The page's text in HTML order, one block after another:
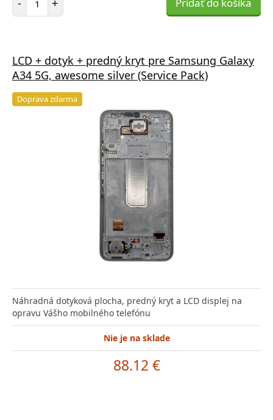
LCD + dotyk + predný kryt pre Samsung Galaxy
A34 5G, awesome silver (Service Pack)
Doprava zdarma
Náhradná dotyková plocha, predný kryt a LCD displej na
opravu Vášho mobilného telefónu
Nie je na sklade
88.12 €